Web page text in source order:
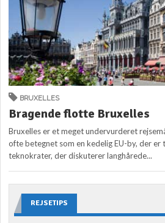
BRUXELLES
Bragende flotte Bruxelles
Bruxelles er et meget undervurderet
ofte betegnet som en kedelig EU-by, der
teknokrater, der diskuterer langhårede...
REJSETIPS